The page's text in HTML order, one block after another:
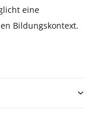
eine
Bildungskontext.